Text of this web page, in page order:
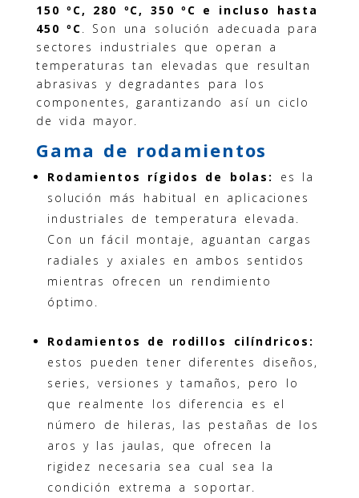
150 ºC, 280 ºC, 350 ºC e incluso hasta
450 ºC. Son una solución adecuada para
sectores industriales que operan a
temperaturas tan elevadas que resultan
abrasivas y degradantes para los
componentes, garantizando así un ciclo
de vida mayor.
Gama de rodamientos
Rodamientos rígidos de bolas:
es la
solución más habitual en aplicaciones
industriales de temperatura elevada.
Con un fácil montaje, aguantan cargas
radiales y axiales en ambos sentidos
mientras ofrecen un rendimiento
óptimo.
Rodamientos de rodillos cilíndricos:
estos pueden tener diferentes diseños,
series, versiones y tamaños, pero lo
que realmente los diferencia es el
número de hileras, las pestañas de los
aros y las jaulas, que ofrecen la
rigidez necesaria sea cual sea la
condición extrema a soportar.